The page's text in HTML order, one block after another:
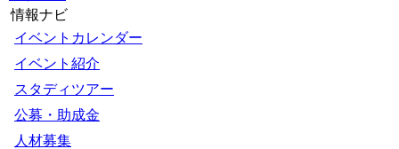
情報ナビ
イベントカレンダー
イベント紹介
スタディツアー
公募・助成金
人材募集